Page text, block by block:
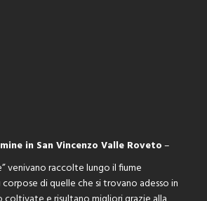
in San Vincenzo Valle Roveto–
venivano raccolte lungo il fiume
corpose di quelle che si trovano adesso in